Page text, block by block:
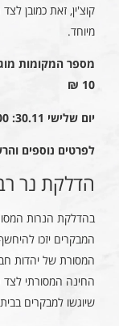
קוצ'ין, זאת כמובן
מיוחד.
מספר המקומות
10 ₪
יום שלישי 30.11: 19:00
לפרטים נוספים
הדלקת נר
בהדלקת הנרות
המבקרים יזכו
המסורת של יהדות
החינה המסורתי
שיוגשו למבקרים